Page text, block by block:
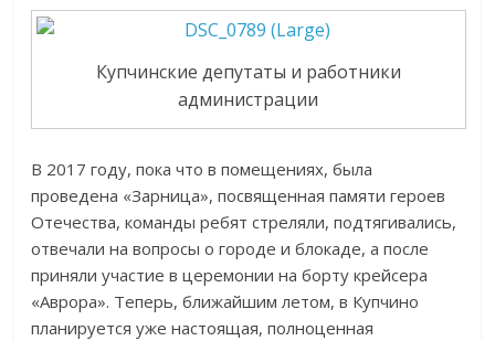
Купчинские депутаты и работники
администрации
В 2017 году, пока что в помещениях, была
проведена «Зарница», посвященная памяти героев
Отечества, команды ребят стреляли, подтягивались,
отвечали на вопросы о городе и блокаде, а после
приняли участие в церемонии на борту крейсера
«Аврора». Теперь, ближайшим летом, в Купчино
планируется уже настоящая, полноценная